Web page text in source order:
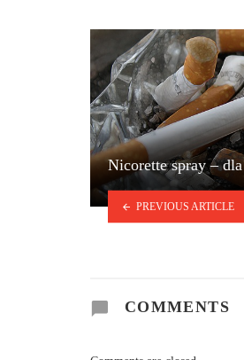
Nicorette spray –
PREVIOUS ARTICLE
COMMENTS